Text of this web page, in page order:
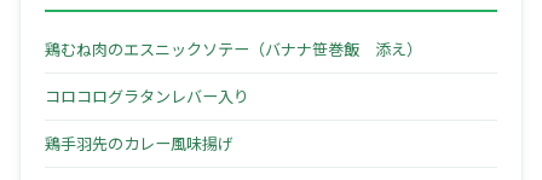
鶏むね肉のエスニックソテー（バナナ笹巻飯 添え）
コロコログラタンレバー入り
鶏手羽先のカレー風味揚げ